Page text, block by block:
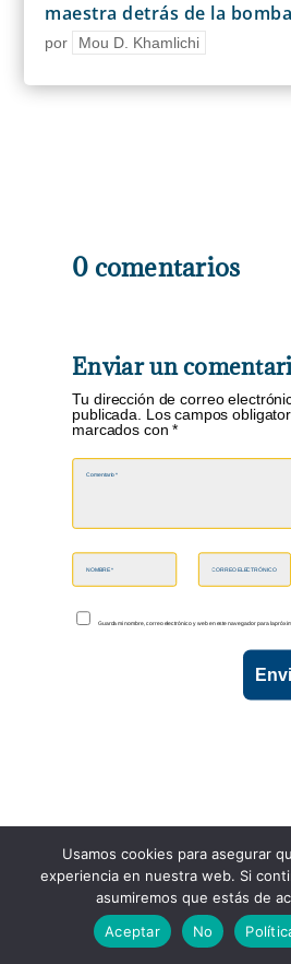
maestra detrás de la
por Mou D. Khamlichi
0 comentarios
Enviar un
Tu dirección de correo
publicada.
Los campos
marcados con*
Guarda mi nombre, correo electrónico y web en este navegador para la
Usamos cookies para asegurar
experiencia en nuestra web. Si
asumiremos que estás de
Aceptar
No